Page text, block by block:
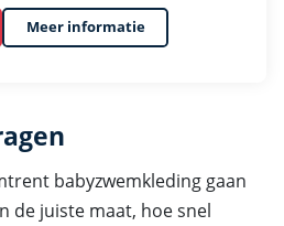
Meer informatie
babyzwemkleding gaan
de juiste maat, hoe snel